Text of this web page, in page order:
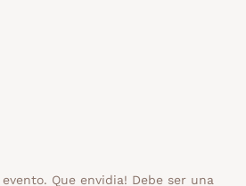
Que envidia! Debe ser una